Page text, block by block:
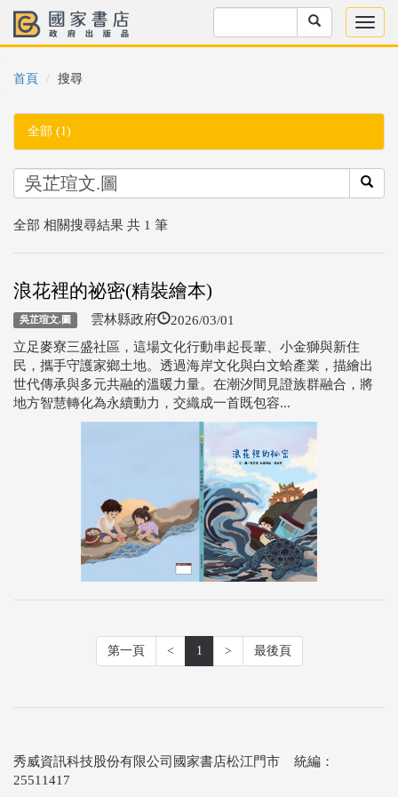
首頁 搜尋
全部 (1)
全部 相關搜尋結果 共 1 筆
浪花裡的祕密(精裝繪本)
吳芷瑄文.圖 雲林縣政府 2026/03/01
立足麥寮三盛社區，這場文化行動串起長輩、小金獅與新住
民，攜手守護家鄉土地。透過海岸文化與白文蛤產業，描繪出
世代傳承與多元共融的溫暖力量。在潮汐間見證族群融合，將
地方智慧轉化為永續動力，交織成一首既包容...
第一頁 < 1 > 最後頁
秀威資訊科技股份有限公司國家書店松江門市 統編：
25511417